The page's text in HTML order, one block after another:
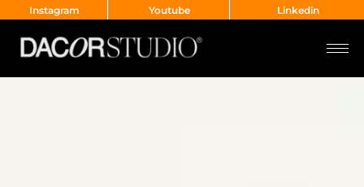
Instagram Youtube Linkedin